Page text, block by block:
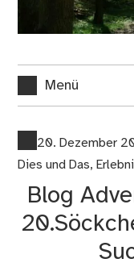
Menü
20. Dezember
Dies und Das,
Blog